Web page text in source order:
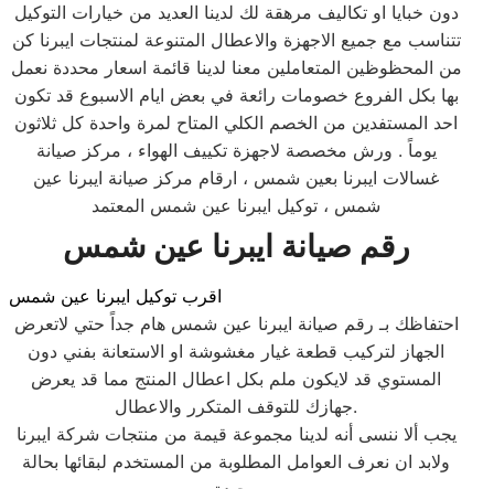
دون خبايا او تكاليف مرهقة لك لدينا العديد من خيارات التوكيل
تتناسب مع جميع الاجهزة والاعطال المتنوعة لمنتجات ايبرنا كن
من المحظوظين المتعاملين معنا لدينا قائمة اسعار محددة نعمل
بها بكل الفروع خصومات رائعة في بعض ايام الاسبوع قد تكون
احد المستفدين من الخصم الكلي المتاح لمرة واحدة كل ثلاثون
يوماً . ورش مخصصة لاجهزة تكييف الهواء ، مركز صيانة
غسالات ايبرنا بعين شمس ، ارقام مركز صيانة ايبرنا عين
شمس ، توكيل ايبرنا عين شمس المعتمد
رقم صيانة ايبرنا عين شمس
اقرب توكيل ايبرنا عين شمس
احتفاظك بـ رقم صيانة ايبرنا عين شمس هام جداً حتي لاتعرض
الجهاز لتركيب قطعة غيار مغشوشة او الاستعانة بفني دون
المستوي قد لايكون ملم بكل اعطال المنتج مما قد يعرض
جهازك للتوقف المتكرر والاعطال.
يجب ألا ننسى أنه لدينا مجموعة قيمة من منتجات شركة ايبرنا
ولابد ان نعرف العوامل المطلوبة من المستخدم لبقائها بحالة